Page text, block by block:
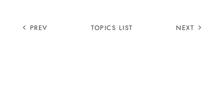
PREV TOPICS LIST NEXT